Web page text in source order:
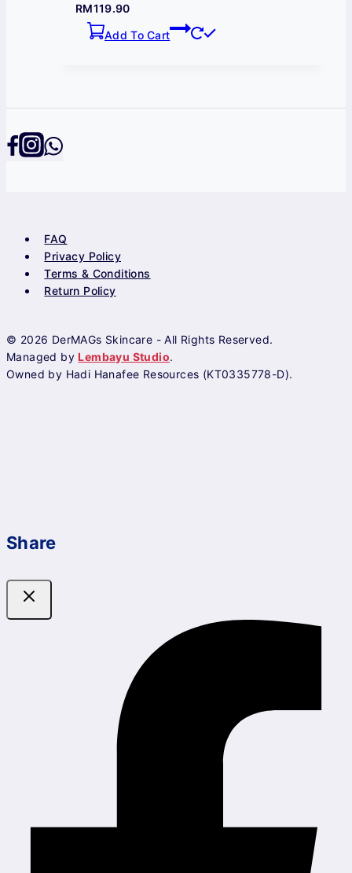
RM119.90
Add To Cart
FAQ
Privacy Policy
Terms & Conditions
Return Policy
© 2026 DerMAGs Skincare - All Rights Reserved.
Managed byLembayu Studio.
Owned by Hadi Hanafee Resources (KT0335778-D).
Share